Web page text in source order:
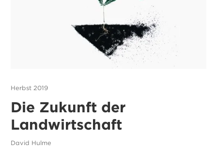
Herbst 2019
Die Zukunft der
Landwirtschaft
David Hulme